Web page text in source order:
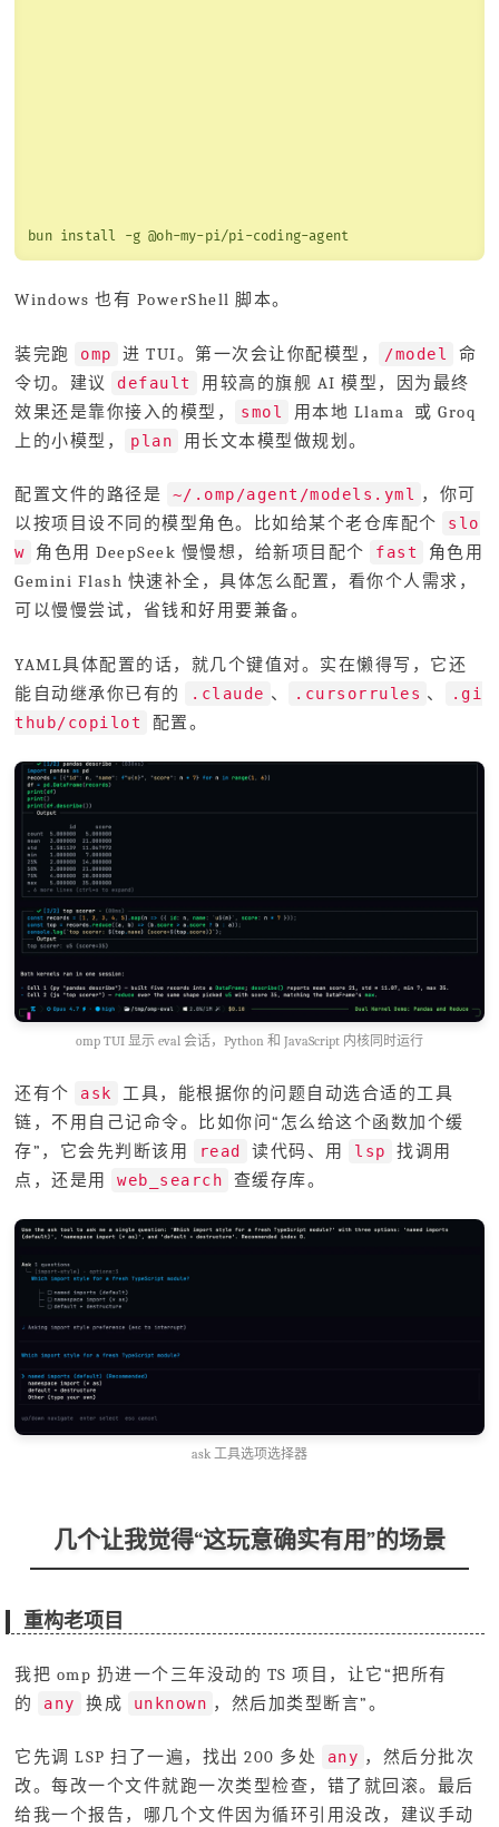
bun install -g @oh-my-pi/pi-coding-agent
Windows 也有 PowerShell 脚本。
装完跑 omp 进 TUI。第一次会让你配模型， /model
命
令切。建议
default
用较高的旗舰 AI 模型，因为最终
效果还是靠你接入的模型，
smol
用本地 Llama 或 Groq
上的小模型，
plan 用长文本模型做规划。
配置文件的路径是 ~/.omp/agent/models.yml ，你可
以按项目设不同的模型角色。比如给某个老仓库配个
slo
w
角色用 DeepSeek 慢慢想，给新项目配个 fast
角色用
Gemini Flash 快速补全，具体怎么配置，看你个人需求，
可以慢慢尝试，省钱和好用要兼备。
YAML具体配置的话，就几个键值对。实在懒得写，它还
能自动继承你已有的
.claude 、 .cursorrules 、
.gi
thub/copilot
配置。
omp TUI 显示 eval 会话，Python 和 JavaScript 内核同时运行
还有个 ask
工具，能根据你的问题自动选合适的工具
链，不用自己记命令。比如你问“怎么给这个函数加个缓
存”，它会先判断该用
read 读代码、用 lsp
找调用
点，还是用
web_search 查缓存库。
ask 工具选项选择器
几个让我觉得“这玩意确实有用”的场景
重构老项目
我把 omp 扔进一个三年没动的 TS 项目，让它“把所有
的
any 换成 unknown ，然后加类型断言”。
它先调 LSP 扫了一遍，找出 200 多处 any ，然后分批次
改。每改一个文件就跑一次类型检查，错了就回滚。最后
给我一个报告，哪几个文件因为循环引用没改，建议手动